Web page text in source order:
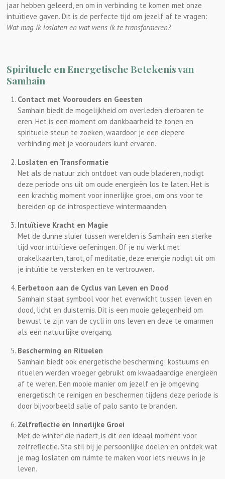
jaar hebben geleerd, en om in verbinding te komen met onze
intuïtieve gaven. Dit is de perfecte tijd om jezelf af te vragen:
Wat mag ik loslaten en wat wens ik te transformeren?
Spirituele en Energetische Betekenis van
Samhain
Contact met Voorouders en Geesten
Samhain biedt de mogelijkheid om overleden dierbaren te
eren. Het is een moment om dankbaarheid te tonen en
spirituele steun te zoeken, waardoor je een diepere
verbinding met je voorouders kunt ervaren.
Loslaten en Transformatie
Net als de natuur zich ontdoet van oude bladeren, nodigt
deze periode ons uit om oude energieën los te laten. Het is
een krachtig moment voor innerlijke groei, om ons voor te
bereiden op de introspectieve wintermaanden.
Intuïtieve Kracht en Magie
Met de dunne sluier tussen werelden is Samhain een sterke
tijd voor intuïtieve oefeningen. Of je nu werkt met
orakelkaarten, tarot, of meditatie, deze energie nodigt uit om
je intuïtie te versterken en te vertrouwen.
Eerbetoon aan de Cyclus van Leven en Dood
Samhain staat symbool voor het evenwicht tussen leven en
dood, licht en duisternis. Dit is een mooie gelegenheid om
bewust te zijn van de cycli in ons leven en deze te omarmen
als een natuurlijke overgang.
Bescherming en Rituelen
Samhain biedt ook energetische bescherming; kostuums en
rituelen werden vroeger gebruikt om kwaadaardige energieën
af te weren. Een mooie manier om jezelf en je omgeving
energetisch te reinigen en beschermen tijdens deze periode is
door bijvoorbeeld salie of palo santo te branden.
Zelfreflectie en Innerlijke Groei
Met de winter die nadert, is dit een ideaal moment voor
zelfreflectie. Sta stil bij je persoonlijke doelen en ontdek wat
je mag loslaten om ruimte te maken voor iets nieuws in je
leven.